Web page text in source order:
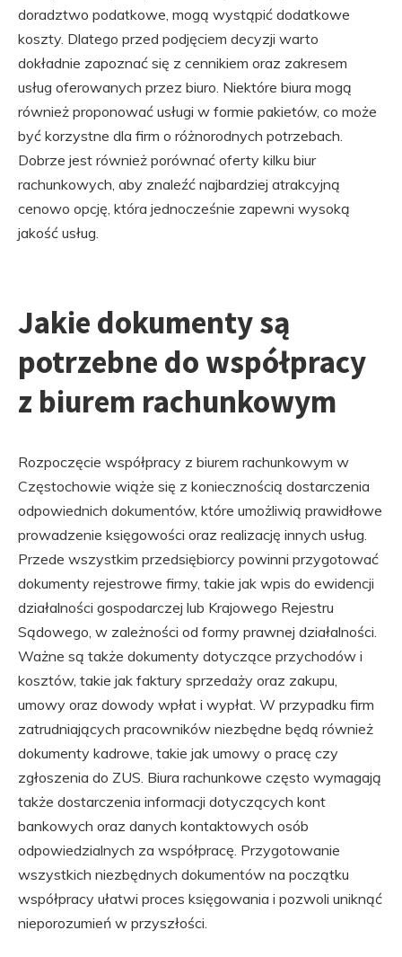
doradztwo podatkowe, mogą wystąpić dodatkowe
koszty. Dlatego przed podjęciem decyzji warto
dokładnie zapoznać się z cennikiem oraz zakresem
usług oferowanych przez biuro. Niektóre biura mogą
również proponować usługi w formie pakietów, co może
być korzystne dla firm o różnorodnych potrzebach.
Dobrze jest również porównać oferty kilku biur
rachunkowych, aby znaleźć najbardziej atrakcyjną
cenowo opcję, która jednocześnie zapewni wysoką
jakość usług.
Jakie dokumenty są
potrzebne do współpracy
z biurem rachunkowym
Rozpoczęcie współpracy z biurem rachunkowym w
Częstochowie wiąże się z koniecznością dostarczenia
odpowiednich dokumentów, które umożliwią prawidłowe
prowadzenie księgowości oraz realizację innych usług.
Przede wszystkim przedsiębiorcy powinni przygotować
dokumenty rejestrowe firmy, takie jak wpis do ewidencji
działalności gospodarczej lub Krajowego Rejestru
Sądowego, w zależności od formy prawnej działalności.
Ważne są także dokumenty dotyczące przychodów i
kosztów, takie jak faktury sprzedaży oraz zakupu,
umowy oraz dowody wpłat i wypłat. W przypadku firm
zatrudniających pracowników niezbędne będą również
dokumenty kadrowe, takie jak umowy o pracę czy
zgłoszenia do ZUS. Biura rachunkowe często wymagają
także dostarczenia informacji dotyczących kont
bankowych oraz danych kontaktowych osób
odpowiedzialnych za współpracę. Przygotowanie
wszystkich niezbędnych dokumentów na początku
współpracy ułatwi proces księgowania i pozwoli uniknąć
nieporozumień w przyszłości.